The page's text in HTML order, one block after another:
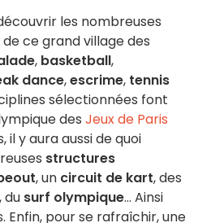
les nombreuses
ce grand village des
, basketball,
dance,escrime, tennis
sélectionnées font
des Jeux de Paris
il y aura aussi de quoi
structures
, un circuit de kart, des
du surf olympique... Ainsi
pour se rafraîchir, une